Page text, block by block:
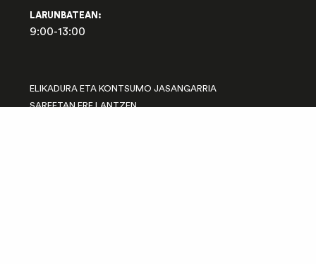
LARUNBATEAN:
9:00-13:00
ELIKADURA ETA KONTSUMO JASANGARRIA
SAREETAN ERE LANTZEN